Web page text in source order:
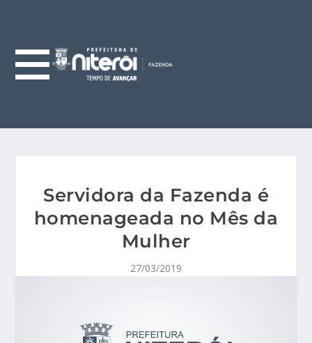
Servidora da Fazenda é
homenageada no Mês da
Mulher
27/03/2019